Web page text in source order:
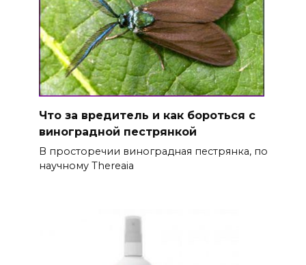
Что за вредитель и как бороться с
виноградной пестрянкой
В просторечии виноградная пестрянка, по
научному Thereaia